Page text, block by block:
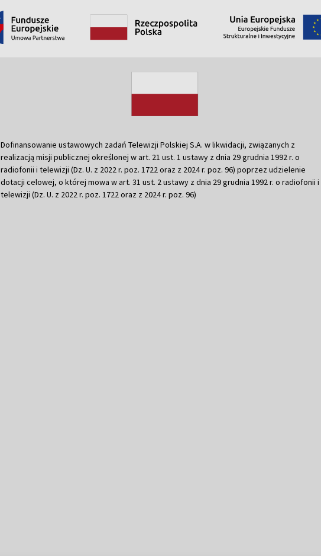
Dofinansowanie ustawowych zadań Telewizji Polskiej S.A. w likwidacji, związanych z
realizacją misji publicznej określonej w art. 21 ust. 1 ustawy z dnia 29 grudnia 1992 r. o
radiofonii i telewizji (Dz. U. z 2022 r. poz. 1722 oraz z 2024 r. poz. 96) poprzez udzielenie
dotacji celowej, o której mowa w art. 31 ust. 2 ustawy z dnia 29 grudnia 1992 r. o radiofonii i
telewizji (Dz. U. z 2022 r. poz. 1722 oraz z 2024 r. poz. 96)